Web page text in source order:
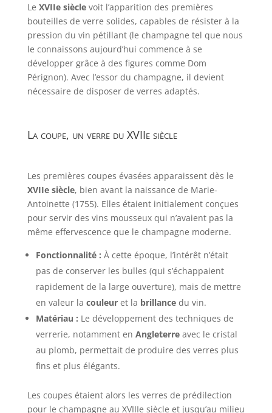
Le XVIIe sièclevoit l’apparition des premières
bouteilles de verre solides, capables de résister à la
pression du vin pétillant (le champagne tel que nous
le connaissons aujourd’hui commence à se
développer grâce à des figures comme Dom
Pérignon). Avec l’essor du champagne, il devient
nécessaire de disposer de verres adaptés.
La coupe, un verre du XVIIe siècle
Les premières coupes évasées apparaissent dès le
XVIIe siècle, bien avant la naissance de Marie-
Antoinette (1755). Elles étaient initialement conçues
pour servir des vins mousseux qui n’avaient pas la
même effervescence que le champagne moderne.
Fonctionnalité : À cette époque, l’intérêt n’était
pas de conserver les bulles (qui s’échappaient
rapidement de la large ouverture), mais de mettre
en valeur la couleuret la brillancedu vin.
Matériau : Le développement des techniques de
verrerie, notamment en Angleterreavec le cristal
au plomb, permettait de produire des verres plus
fins et plus élégants.
Les coupes étaient alors les verres de prédilection
pour le champagne au XVIIIe siècle et jusqu’au milieu